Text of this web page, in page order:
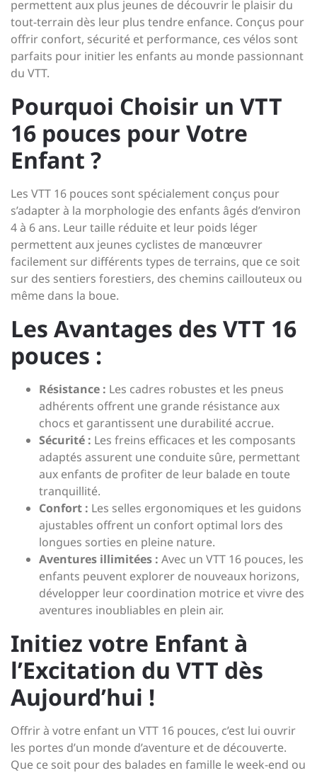
permettent aux plus jeunes de découvrir le plaisir du
tout-terrain dès leur plus tendre enfance. Conçus pour
offrir confort, sécurité et performance, ces vélos sont
parfaits pour initier les enfants au monde passionnant
du VTT.
Pourquoi Choisir un VTT
16 pouces pour Votre
Enfant ?
Les VTT 16 pouces sont spécialement conçus pour
s’adapter à la morphologie des enfants âgés d’environ
4 à 6 ans. Leur taille réduite et leur poids léger
permettent aux jeunes cyclistes de manœuvrer
facilement sur différents types de terrains, que ce soit
sur des sentiers forestiers, des chemins caillouteux ou
même dans la boue.
Les Avantages des VTT 16
pouces :
Résistance : Les cadres robustes et les pneus
adhérents offrent une grande résistance aux
chocs et garantissent une durabilité accrue.
Sécurité : Les freins efficaces et les composants
adaptés assurent une conduite sûre, permettant
aux enfants de profiter de leur balade en toute
tranquillité.
Confort : Les selles ergonomiques et les guidons
ajustables offrent un confort optimal lors des
longues sorties en pleine nature.
Aventures illimitées : Avec un VTT 16 pouces, les
enfants peuvent explorer de nouveaux horizons,
développer leur coordination motrice et vivre des
aventures inoubliables en plein air.
Initiez votre Enfant à
l’Excitation du VTT dès
Aujourd’hui !
Offrir à votre enfant un VTT 16 pouces, c’est lui ouvrir
les portes d’un monde d’aventure et de découverte.
Que ce soit pour des balades en famille le week-end ou